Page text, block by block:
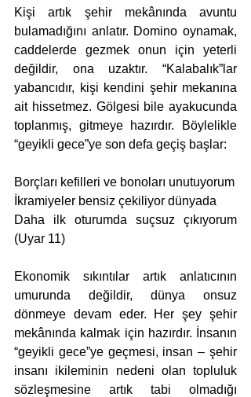
Kişi artık şehir mekânında avuntu
bulamadığını anlatır. Domino oynamak,
caddelerde gezmek onun için yeterli
değildir, ona uzaktır. “Kalabalık”lar
yabancıdır, kişi kendini şehir mekanına
ait hissetmez. Gölgesi bile ayakucunda
toplanmış, gitmeye hazırdır. Böylelikle
“geyikli gece”ye son defa geçiş başlar:
Borçları kefilleri ve bonoları unutuyorum
İkramiyeler bensiz çekiliyor dünyada
Daha ilk oturumda suçsuz çıkıyorum
(Uyar 11)
Ekonomik sıkıntılar artık anlatıcının
umurunda değildir, dünya onsuz
dönmeye devam eder. Her şey şehir
mekânında kalmak için hazırdır. İnsanın
“geyikli gece”ye geçmesi, insan – şehir
insanı ikileminin nedeni olan topluluk
sözleşmesine artık tabi olmadığı